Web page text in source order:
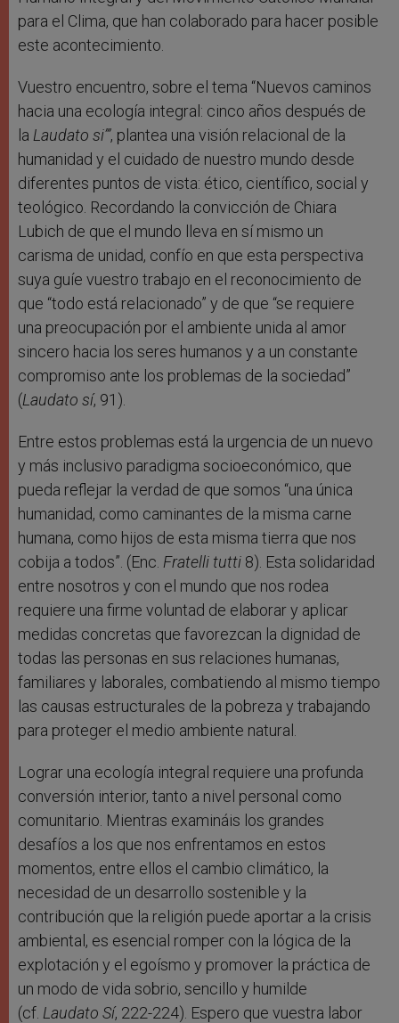
para el Clima, que han colaborado para hacer posible
este acontecimiento.
Vuestro encuentro, sobre el tema “Nuevos caminos
hacia una ecología integral: cinco años después de
la Laudato si’”, plantea una visión relacional de la
humanidad y el cuidado de nuestro mundo desde
diferentes puntos de vista: ético, científico, social y
teológico. Recordando la convicción de Chiara
Lubich de que el mundo lleva en sí mismo un
carisma de unidad, confío en que esta perspectiva
suya guíe vuestro trabajo en el reconocimiento de
que “todo está relacionado” y de que “se requiere
una preocupación por el ambiente unida al amor
sincero hacia los seres humanos y a un constante
compromiso ante los problemas de la sociedad”
(Laudato sí, 91).
Entre estos problemas está la urgencia de un nuevo
y más inclusivo paradigma socioeconómico, que
pueda reflejar la verdad de que somos “una única
humanidad, como caminantes de la misma carne
humana, como hijos de esta misma tierra que nos
cobija a todos”. (Enc. Fratelli tutti 8). Esta solidaridad
entre nosotros y con el mundo que nos rodea
requiere una firme voluntad de elaborar y aplicar
medidas concretas que favorezcan la dignidad de
todas las personas en sus relaciones humanas,
familiares y laborales, combatiendo al mismo tiempo
las causas estructurales de la pobreza y trabajando
para proteger el medio ambiente natural.
Lograr una ecología integral requiere una profunda
conversión interior, tanto a nivel personal como
comunitario. Mientras examináis los grandes
desafíos a los que nos enfrentamos en estos
momentos, entre ellos el cambio climático, la
necesidad de un desarrollo sostenible y la
contribución que la religión puede aportar a la crisis
ambiental, es esencial romper con la lógica de la
explotación y el egoísmo y promover la práctica de
un modo de vida sobrio, sencillo y humilde
(cf. Laudato Sí, 222-224). Espero que vuestra labor